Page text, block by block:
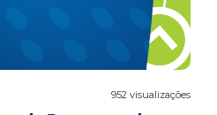
952 visualizações